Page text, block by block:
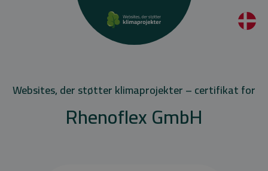
Websites, der støtter klimaprojekter – certifikat for
Rhenoflex GmbH